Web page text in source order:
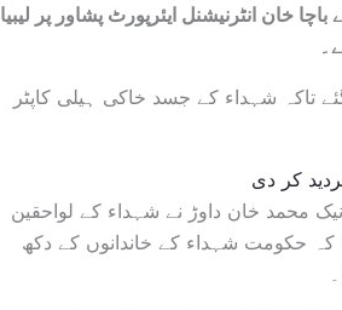
خان انٹرنیشنل ایئرپورٹ پشاور پر لیبیا
شہداء کے جسد خاکی ہیلی کاپٹر
کر دی
محمد خان داوڑ نے شہداء کے لواحقین
کہا کہ حکومت شہداء کے خاندانوں کے دکھ